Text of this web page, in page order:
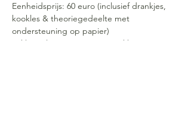
Eenheidsprijs: 60 euro (inclusief drankjes,
kookles & theoriegedeelte met
ondersteuning op papier)
Pakket 5 lessen: 275 euro - Pakket 9+1